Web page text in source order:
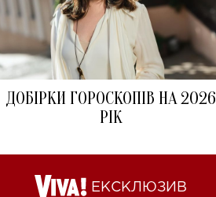
ДОБІРКИ ГОРОСКОПІВ НА 2026
РІК
ЕКСКЛЮЗИВ